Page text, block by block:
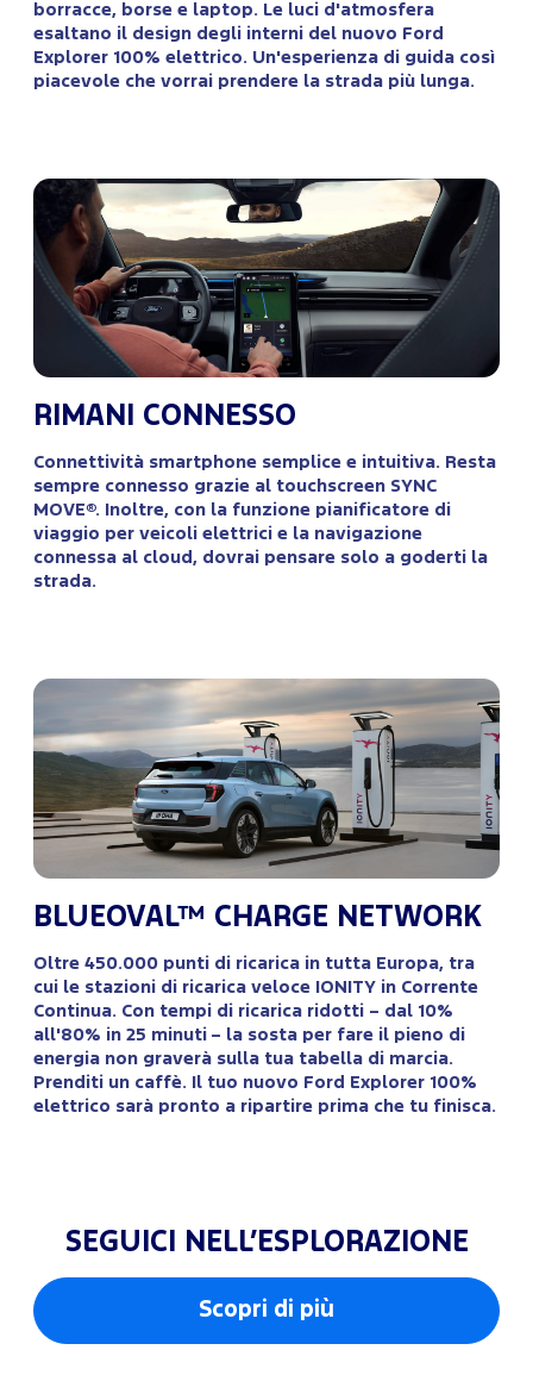
borracce, borse e laptop. Le luci d'atmosfera
esaltano il design degli interni del nuovo Ford
Explorer 100% elettrico. Un'esperienza di guida così
piacevole che vorrai prendere la strada più lunga.
RIMANI CONNESSO
Connettività smartphone semplice e intuitiva. Resta
sempre connesso grazie al touchscreen SYNC
MOVE®. Inoltre, con la funzione pianificatore di
viaggio per veicoli elettrici e la navigazione
connessa al cloud, dovrai pensare solo a goderti la
strada.
BLUEOVAL™ CHARGE NETWORK
Oltre 450.000 punti di ricarica in tutta Europa, tra
cui le stazioni di ricarica veloce IONITY in Corrente
Continua. Con tempi di ricarica ridotti – dal 10%
all'80% in 25 minuti – la sosta per fare il pieno di
energia non graverà sulla tua tabella di marcia.
Prenditi un caffè. Il tuo nuovo Ford Explorer 100%
elettrico sarà pronto a ripartire prima che tu finisca.
SEGUICI NELL’ESPLORAZIONE
Scopri di più